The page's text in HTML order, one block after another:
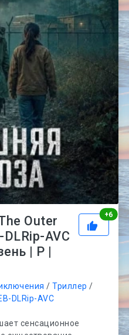
+6
Outer
AVC
| P |
/Триллер /
DLRip-AVC
сенсационное